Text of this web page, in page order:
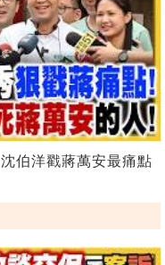
伯洋戳蔣萬安最痛點